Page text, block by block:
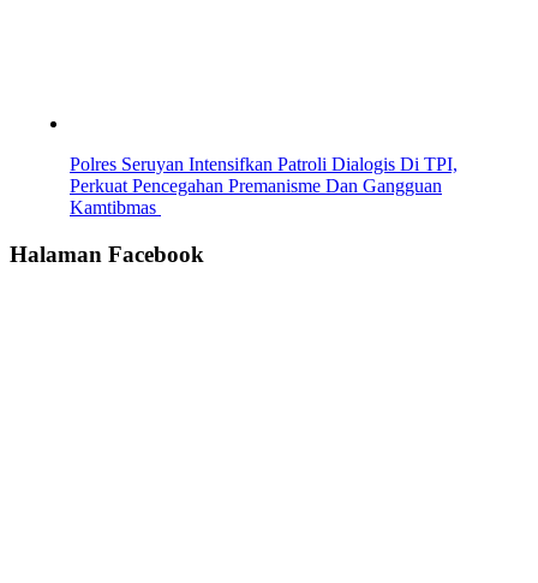
Polres Seruyan Intensifkan Patroli Dialogis Di TPI,
Perkuat Pencegahan Premanisme Dan Gangguan
Kamtibmas
Halaman Facebook